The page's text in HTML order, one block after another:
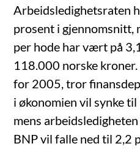
Arbeidsledighetsraten
prosent i gjennomsnitt,
per hode har vært på
118.000 norske kroner.
for 2005, tror
i økonomien vil synke
mens
BNP vil falle ned til 2,2